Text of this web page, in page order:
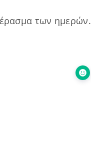
των ημερών.